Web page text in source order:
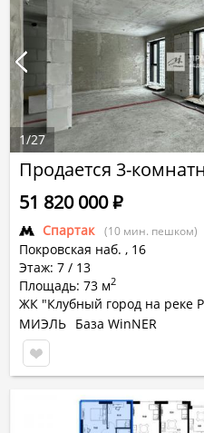
Продается 3-
Спартак (10 мин. пешком)
Покровская наб. , 16
Этаж: 7 / 13
Площадь: 73 м2
ЖК "Клубный город на реке
51 820 000Р
МИЭЛЬ База WinNER
1/27